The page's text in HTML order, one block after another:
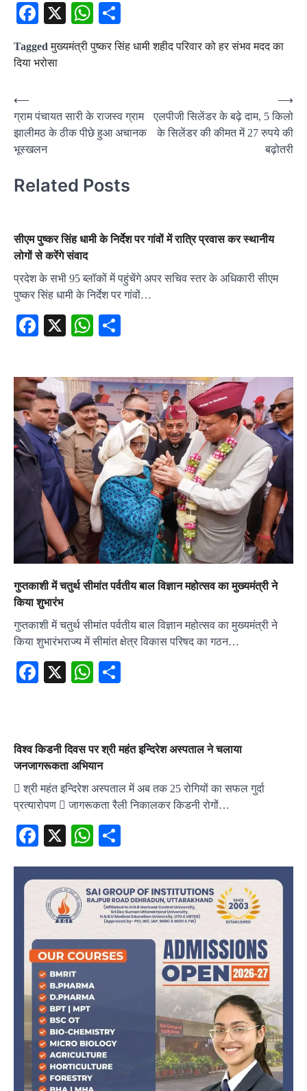
Facebook
X WhatsApp
Taggedमुख्यमंत्री पुष्कर सिंह धामी शहीद परिवार को हर संभव मदद का
दिया भरोसा
Post
navigation
⟵
ग्राम पंचायत सारी के राजस्व ग्राम
झालीमठ के ठीक पीछे हुआ अचानक
भूस्खलन
एलपीजी सिलेंडर के बढ़े दाम, 5 किलो
के सिलेंडर की कीमत में 27 रुपये की
बढ़ोतरी
⟶
Related Posts
सीएम पुष्कर सिंह धामी के निर्देश पर गांवों में रात्रि प्रवास कर स्थानीय
लोगों से करेंगे संवाद
प्रदेश के सभी 95 ब्लॉकों में पहुंचेंगे अपर सचिव स्तर के अधिकारी सीएम
पुष्कर सिंह धामी के निर्देश पर गांवों…
Facebook
X WhatsApp
गुप्तकाशी में चतुर्थ सीमांत पर्वतीय बाल विज्ञान महोत्सव का मुख्यमंत्री ने
किया शुभारंभ
गुप्तकाशी में चतुर्थ सीमांत पर्वतीय बाल विज्ञान महोत्सव का मुख्यमंत्री ने
किया शुभारंभराज्य में सीमांत क्षेत्र विकास परिषद का गठन…
Facebook
X WhatsApp
विश्व किडनी दिवस पर श्री महंत इन्दिरेश अस्पताल ने चलाया
जनजागरूकता अभियान
 श्री महंत इन्दिरेश अस्पताल में अब तक 25 रोगियों का सफल गुर्दा
प्रत्यारोपण  जागरूकता रैली निकालकर किडनी रोगों…
Facebook
X WhatsApp